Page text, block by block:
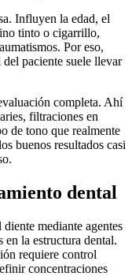
Influyen la edad, el
tinto o cigarrillo,
Por eso,
paciente suele llevar
completa. Ahí
filtraciones en
de tono que realmente
buenos resultados casi
dental
mediante agentes
en la estructura dental.
requiere control
concentraciones